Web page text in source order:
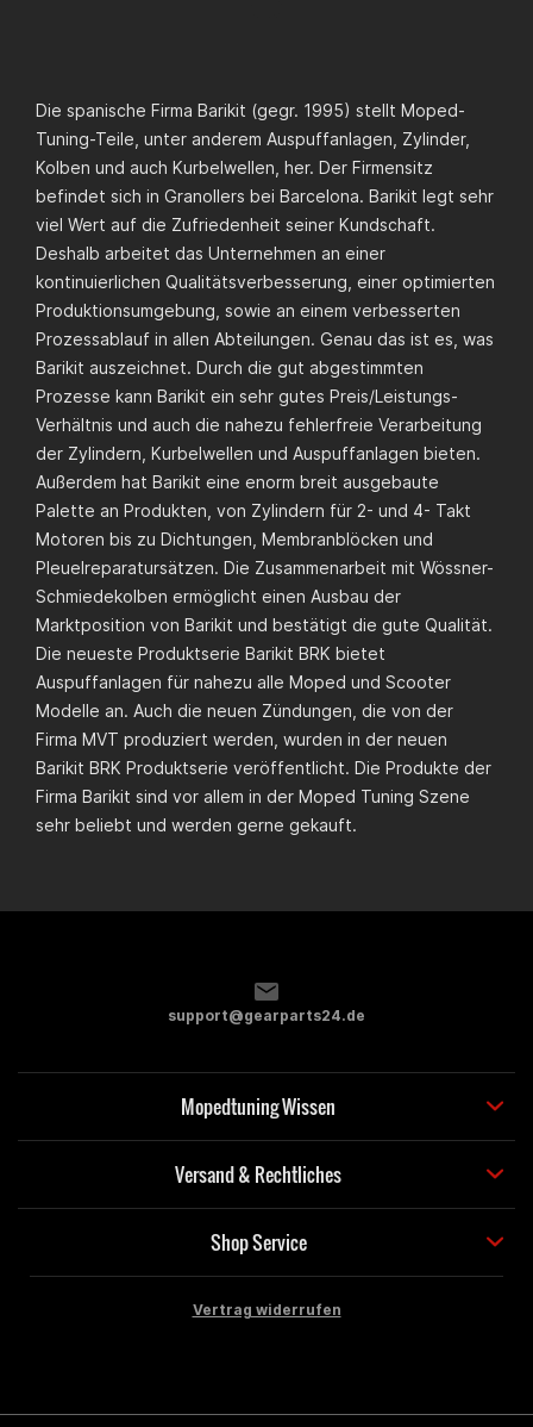
Die spanische Firma Barikit (gegr. 1995) stellt Moped-
Tuning-Teile, unter anderem Auspuffanlagen, Zylinder,
Kolben und auch Kurbelwellen, her. Der Firmensitz
befindet sich in Granollers bei Barcelona. Barikit legt sehr
viel Wert auf die Zufriedenheit seiner Kundschaft.
Deshalb arbeitet das Unternehmen an einer
kontinuierlichen Qualitätsverbesserung, einer optimierten
Produktionsumgebung, sowie an einem verbesserten
Prozessablauf in allen Abteilungen. Genau das ist es, was
Barikit auszeichnet. Durch die gut abgestimmten
Prozesse kann Barikit ein sehr gutes Preis/Leistungs-
Verhältnis und auch die nahezu fehlerfreie Verarbeitung
der Zylindern, Kurbelwellen und Auspuffanlagen bieten.
Außerdem hat Barikit eine enorm breit ausgebaute
Palette an Produkten, von Zylindern für 2- und 4- Takt
Motoren bis zu Dichtungen, Membranblöcken und
Pleuelreparatursätzen. Die Zusammenarbeit mit Wössner-
Schmiedekolben ermöglicht einen Ausbau der
Marktposition von Barikit und bestätigt die gute Qualität.
Die neueste Produktserie Barikit BRK bietet
Auspuffanlagen für nahezu alle Moped und Scooter
Modelle an. Auch die neuen Zündungen, die von der
Firma MVT produziert werden, wurden in der neuen
Barikit BRK Produktserie veröffentlicht. Die Produkte der
Firma Barikit sind vor allem in der Moped Tuning Szene
sehr beliebt und werden gerne gekauft.
support@gearparts24.de
Mopedtuning Wissen
Versand & Rechtliches
Shop Service
Vertrag widerrufen